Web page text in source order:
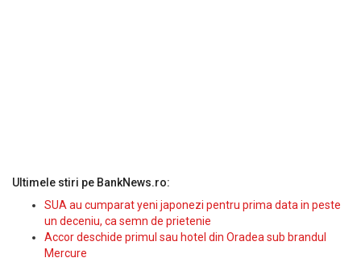
Ultimele stiri pe BankNews.ro:
SUA au cumparat yeni japonezi pentru prima data in peste
un deceniu, ca semn de prietenie
Accor deschide primul sau hotel din Oradea sub brandul
Mercure